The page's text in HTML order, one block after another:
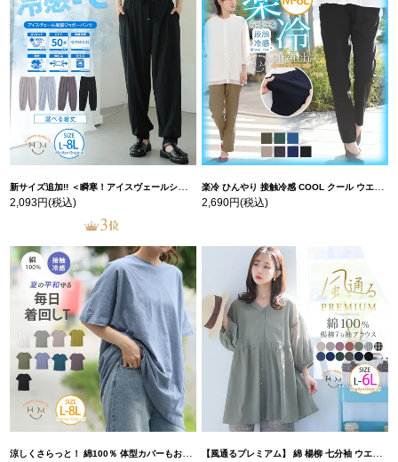
新サイズ追加!! ＜瞬寒！アイスヴェールシリーズ＞ 美脚 ジョガーパンツ 【ウェストゴム】 【ストレッチ】 | 大きいサイズの通販ならハッピーマリリン
2,093円(税込)
楽冷 ひんやり 接触冷感 COOL クール ウエストゴム 楽ちん ストレッチ 美脚 レギパン 【ストレッチ】 | 大きいサイズの通販ならハッピーマリリン
2,690円(税込)
涼しくさらっと！ 綿100％ 体型カバーもお洒落も叶える 風合いコットン ゆるシルエット ドルマン | 大きいサイズの通販ならハッピーマリリン 【風通るプレミアム】 綿 楊柳 七分袖 ウエストギャザー ブラウス | 大きいサイズの通販ならハッピーマリリン